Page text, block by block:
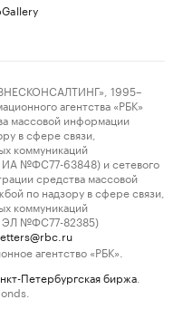
1995–
агентства «РБК»
массовой информации
в сфере связи,
коммуникаций
ИА №ФС77-63848) и сетевого
средства массовой
по надзору в сфере связи,
коммуникаций
ЭЛ №ФС77-82385)
агентство «РБК».
Петербургская биржа